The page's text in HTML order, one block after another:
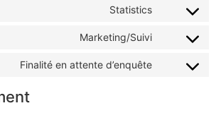
Statistics
Marketing/Suivi
Finalité en attente d’enquête